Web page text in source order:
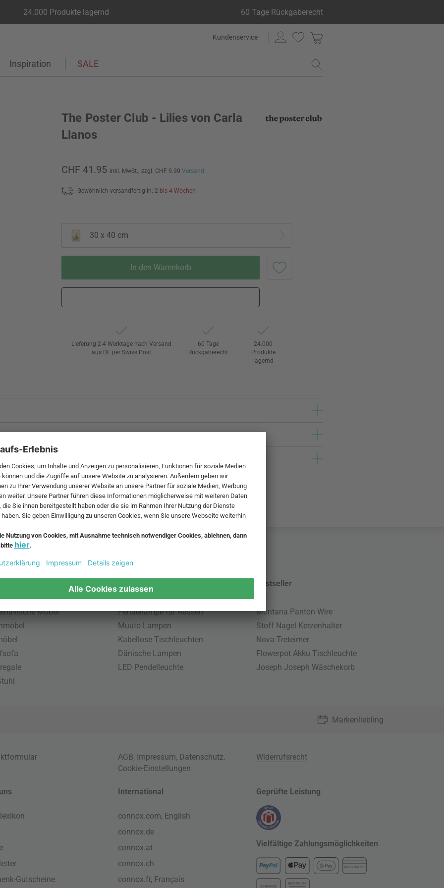
24.000 Produkte lagernd 60 Tage Rückgaberecht
Kundenservice
Inspiration SALE
The Poster Club - Lilies von Carla
Llanos
CHF 41.95 inkl. MwSt., zzgl. CHF 9.90 Versand
Gewöhnlich versandfertig in: 2 bis 4 Wochen
30 x 40 cm
In den Warenkorb
Lieferung 2-4 Werktage nach Versand
aus DE per Swiss Post
60 Tage
Rückgaberecht
24.000
Produkte
lagernd
und zzgl.
Möbel
Beliebte Leuchten
Pendellampe für Aussen
Muuto Lampen
Kabellose Tischleuchten
Dänische Lampen
LED Pendelleuchte
Bestseller
Montana Panton Wire
Stoff Nagel Kerzenhalter
Nova Treteimer
Flowerpot Akku Tischleuchte
Joseph Joseph Wäschekorb
Markenliebling
AGB, Impressum, Datenschutz,
Cookie-Einstellungen
Widerrufsrecht
Gutscheine
International
connox.com, English
connox.de
connox.at
connox.ch
connox.fr, Français
Geprüfte Leistung
Vielfältige Zahlungsmöglichkeiten
KREDITKARTE
VORKASSE
RECHNUNG